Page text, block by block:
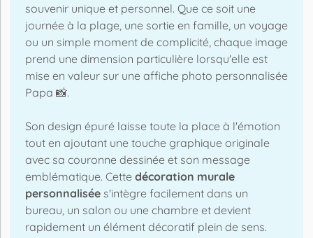
souvenir unique et personnel. Que ce soit une
journée à la plage, une sortie en famille, un voyage
ou un simple moment de complicité, chaque image
prend une dimension particulière lorsqu'elle est
mise en valeur sur une affiche photo personnalisée
Papa 📸.
Son design épuré laisse toute la place à l'émotion
tout en ajoutant une touche graphique originale
avec sa couronne dessinée et son message
emblématique. Cette décoration murale
personnalisée s'intègre facilement dans un
bureau, un salon ou une chambre et devient
rapidement un élément décoratif plein de sens.